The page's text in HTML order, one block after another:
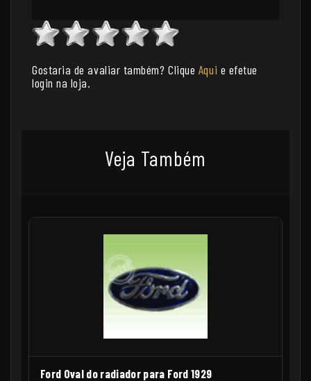
Gostaria de avaliar também? Clique Aqui e efetue
login na loja.
Veja Também
Ford Oval do radiador para Ford 1929